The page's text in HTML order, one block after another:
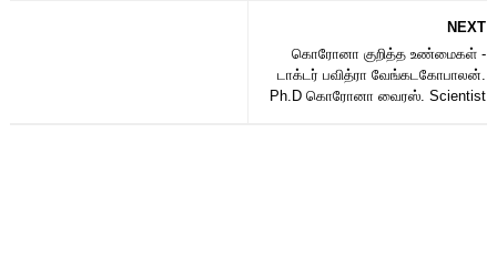
NEXT
கொரோனா குறித்த உண்மைகள் -
டாக்டர் பவித்ரா வேங்கடகோபாலன்.
Ph.D கொரோனா வைரஸ். Scientist